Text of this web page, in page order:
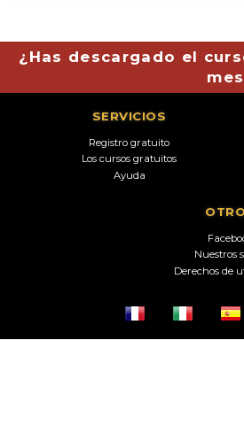
¿Has descargado el
SERVICIOS
Registro gratuito
Los cursos gratuitos
Ayuda
Nuestros
Derechos de